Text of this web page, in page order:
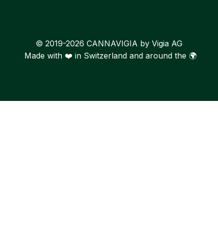
© 2019-2026 CANNAVIGIA by Vigia AG
Made with ❤️ in Switzerland and around the 🌍